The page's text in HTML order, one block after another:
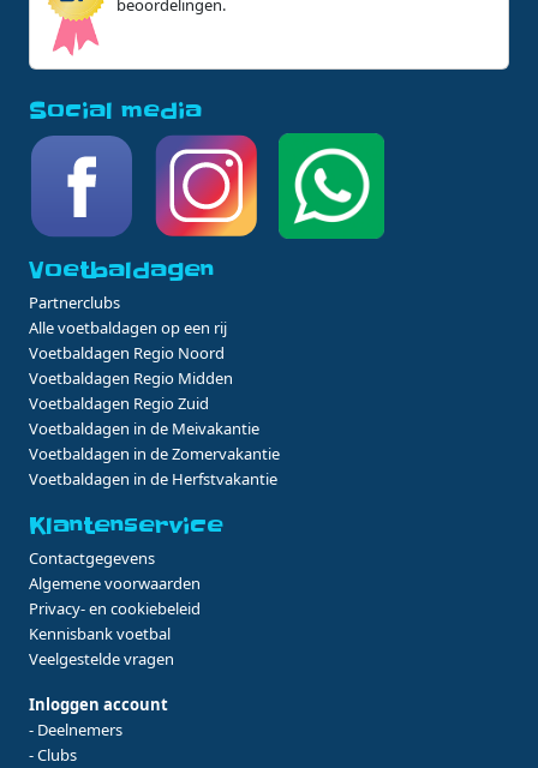
beoordelingen.
Social media
Voetbaldagen
Partnerclubs
Alle voetbaldagen op een rij
Voetbaldagen Regio Noord
Voetbaldagen Regio Midden
Voetbaldagen Regio Zuid
Voetbaldagen in de Meivakantie
Voetbaldagen in de Zomervakantie
Voetbaldagen in de Herfstvakantie
Klantenservice
Contactgegevens
Algemene voorwaarden
Privacy- en cookiebeleid
Kennisbank voetbal
Veelgestelde vragen
Inloggen account
- Deelnemers
- Clubs